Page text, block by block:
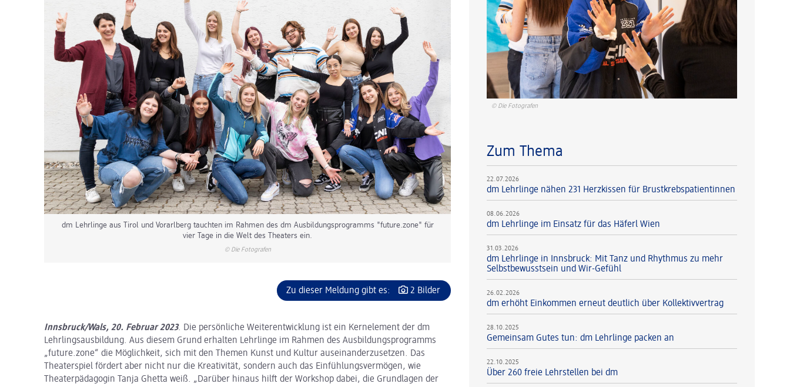
dm Lehrlinge aus Tirol und Vorarlberg tauchten im Rahmen des dm Ausbildungsprogramms "future.zone" für
vier Tage in die Welt des Theaters ein.
© Die Fotografen
Zu dieser Meldung gibt es: 2 Bilder
Innsbruck/Wals, 20. Februar 2023. Die persönliche Weiterentwicklung ist ein Kernelement der dm
Lehrlingsausbildung. Aus diesem Grund erhalten Lehrlinge im Rahmen des Ausbildungsprogramms
„future.zone“ die Möglichkeit, sich mit den Themen Kunst und Kultur auseinanderzusetzen. Das
Theaterspiel fördert aber nicht nur die Kreativität, sondern auch das Einfühlungsvermögen, wie
Theaterpädagogin Tanja Ghetta weiß. „Darüber hinaus hilft der Workshop dabei, die Grundlagen der
© Die Fotografen
Zum Thema
22.07.2026
dm Lehrlinge nähen 231 Herzkissen für Brustkrebspatientinnen
08.06.2026
dm Lehrlinge im Einsatz für das Häferl Wien
31.03.2026
dm Lehrlinge in Innsbruck: Mit Tanz und Rhythmus zu mehr
Selbstbewusstsein und Wir-Gefühl
26.02.2026
dm erhöht Einkommen erneut deutlich über Kollektivvertrag
28.10.2025
Gemeinsam Gutes tun: dm Lehrlinge packen an
22.10.2025
Über 260 freie Lehrstellen bei dm